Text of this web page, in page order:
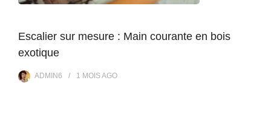
Escalier sur mesure : Main courante en bois
exotique
ADMIN6 1 MOISAGO